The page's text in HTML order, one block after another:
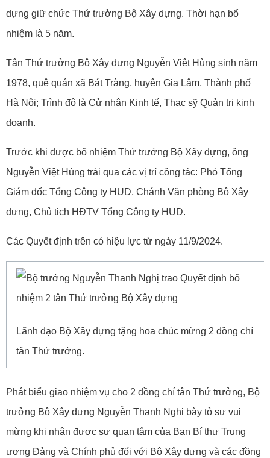
dựng giữ chức Thứ trưởng Bộ Xây dựng. Thời hạn bổ
nhiệm là 5 năm.
Tân Thứ trưởng Bộ Xây dựng Nguyễn Việt Hùng sinh năm
1978, quê quán xã Bát Tràng, huyện Gia Lâm, Thành phố
Hà Nội; Trình độ là Cử nhân Kinh tế, Thạc sỹ Quản trị kinh
doanh.
Trước khi được bổ nhiệm Thứ trưởng Bộ Xây dựng, ông
Nguyễn Việt Hùng trải qua các vị trí công tác: Phó Tổng
Giám đốc Tổng Công ty HUD, Chánh Văn phòng Bộ Xây
dựng, Chủ tịch HĐTV Tổng Công ty HUD.
Các Quyết định trên có hiệu lực từ ngày 11/9/2024.
Lãnh đạo Bộ Xây dựng tặng hoa chúc mừng 2 đồng chí
tân Thứ trưởng.
Phát biểu giao nhiệm vụ cho 2 đồng chí tân Thứ trưởng, Bộ
trưởng Bộ Xây dựng Nguyễn Thanh Nghị bày tỏ sự vui
mừng khi nhận được sự quan tâm của Ban Bí thư Trung
ương Đảng và Chính phủ đối với Bộ Xây dựng và các đồng